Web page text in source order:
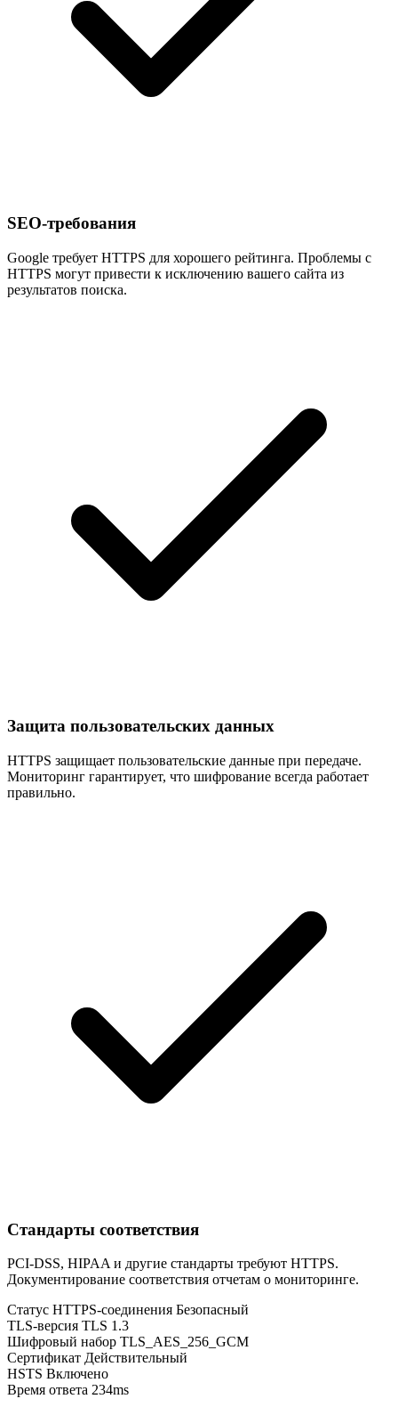
SEO-требования
Google требует HTTPS для хорошего рейтинга. Проблемы с
HTTPS могут привести к исключению вашего сайта из
результатов поиска.
Защита пользовательских данных
HTTPS защищает пользовательские данные при передаче.
Мониторинг гарантирует, что шифрование всегда работает
правильно.
Стандарты соответствия
PCI-DSS, HIPAA и другие стандарты требуют HTTPS.
Документирование соответствия отчетам о мониторинге.
Статус HTTPS-соединения Безопасный
TLS-версия TLS 1.3
Шифровый набор TLS_AES_256_GCM
Сертификат Действительный
HSTS Включено
Время ответа 234ms